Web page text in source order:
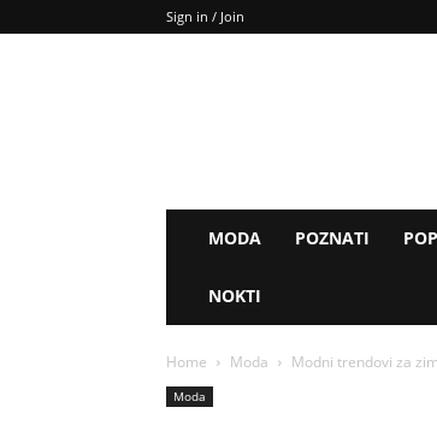
Sign in / Join
MODA POZNATI
NOKTI
Home Moda Modni trendovi za
Moda